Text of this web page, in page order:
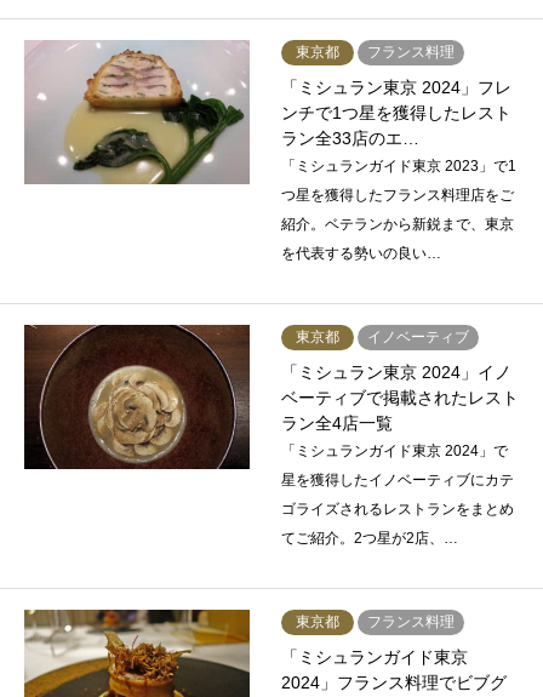
東京都 フランス料理
「ミシュラン東京 2024」フレ
ンチで1つ星を獲得したレスト
ラン全33店のエ…
「ミシュランガイド東京 2023」で1
つ星を獲得したフランス料理店をご
紹介。ベテランから新鋭まで、東京
を代表する勢いの良い…
東京都 イノベーティブ
「ミシュラン東京 2024」イノ
ベーティブで掲載されたレスト
ラン全4店一覧
「ミシュランガイド東京 2024」で
星を獲得したイノベーティブにカテ
ゴライズされるレストランをまとめ
てご紹介。2つ星が2店、…
東京都 フランス料理
「ミシュランガイド東京
2024」フランス料理でビブグ